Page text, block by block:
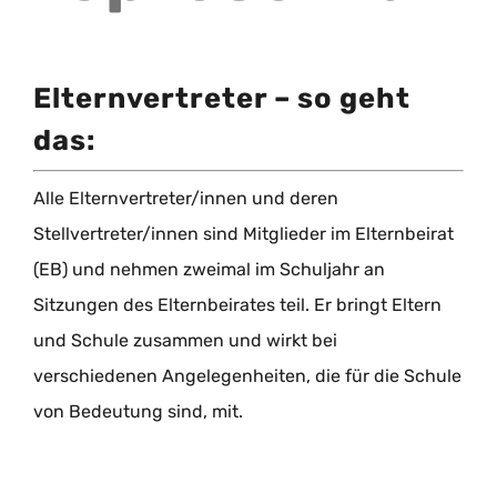
Elternvertreter – so geht
das:
Alle Elternvertreter/innen und deren
Stellvertreter/innen sind Mitglieder im Elternbeirat
(EB) und nehmen zweimal im Schuljahr an
Sitzungen des Elternbeirates teil. Er bringt Eltern
und Schule zusammen und wirkt bei
verschiedenen Angelegenheiten, die für die Schule
von Bedeutung sind, mit.